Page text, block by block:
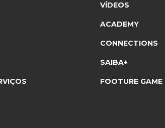
VÍDEOS
ACADEMY
CONNECTIONS
SAIBA+
FOOTURE GAME